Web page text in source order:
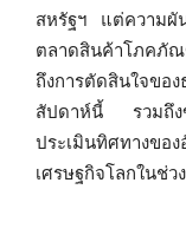
สหรัฐฯ แต่ความผั
ตลาดสินค้าโภคภั
ถึงการตัดสินใจขอ
สัปดาห์นี้ รวมถึง
ประเมินทิศทางขอ
เศรษฐกิจโลกในช่ว